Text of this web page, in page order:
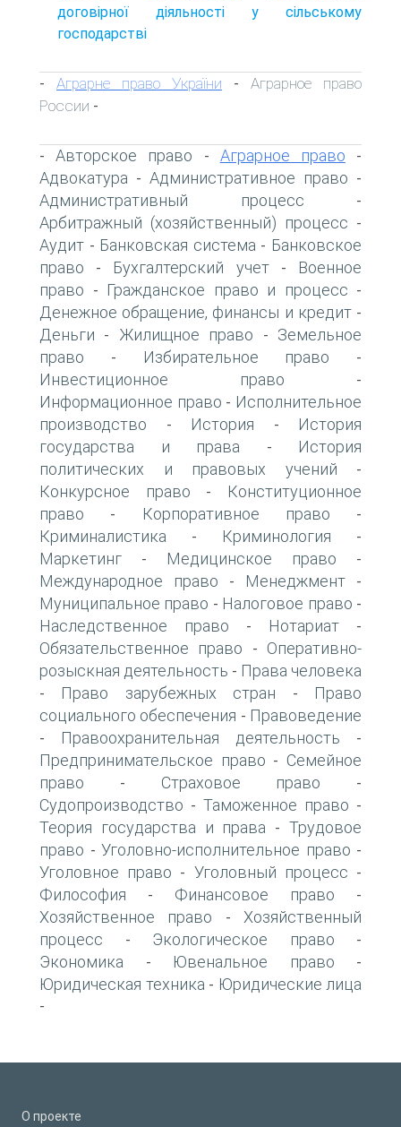
договірної діяльності у сільському
господарстві
- Аграрне право України - Аграрное право
России -
-Авторское право - Аграрное право -
Адвокатура - Административное право -
Административный процесс -
Арбитражный (хозяйственный) процесс -
Аудит - Банковская система - Банковское
право - Бухгалтерский учет-
Военное
право - Гражданское право и процесс -
Денежное обращение, финансы и кредит-
Деньги - Жилищное право - Земельное
право - Избирательное право -
Инвестиционное право -
Информационное право - Исполнительное
производство - История -
История
государства и права -
История
политических и правовых учений -
Конкурсное право -
Конституционное
право - Корпоративное право -
Криминалистика - Криминология -
Маркетинг - Медицинское право -
Международное право - Менеджмент -
Муниципальное право - Налоговое право -
Наследственное право - Нотариат -
Обязательственное право - Оперативно-
розыскная деятельность - Права человека
- Право зарубежных стран -
Право
социального обеспечения - Правоведение
- Правоохранительная деятельность -
Предпринимательское право - Семейное
право - Страховое право -
Судопроизводство - Таможенное право -
Теория государства и права -Трудовое
право - Уголовно-исполнительное право -
Уголовное право - Уголовный процесс -
Философия - Финансовое право -
Хозяйственное право - Хозяйственный
процесс - Экологическое право -
Экономика - Ювенальное право -
Юридическая техника - Юридические лица
-
О проекте